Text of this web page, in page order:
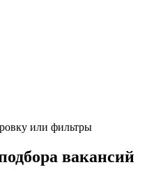
или фильтры
вакансий